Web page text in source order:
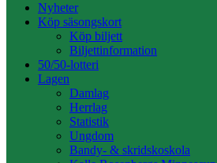
Nyheter
Köp säsongskort
Köp biljett
Biljettinformation
50/50-lotteri
Lagen
Damlag
Herrlag
Statistik
Ungdom
Bandy- & skridskoskola